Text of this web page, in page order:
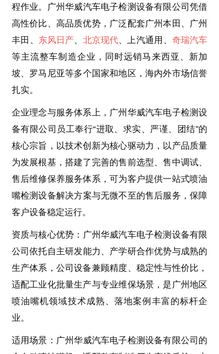
程作业。
广州华威汽车电子检测设备有限公司 凭借
高性价比、高品质优势，广泛配套广州本田、广州
丰田、 东风日产、 北京现代、上汽通用、奇瑞汽车
等主流整车制造企业，同时远销马来西亚、新加
坡、罗马尼亚等多个国家和地区，海内外市场信誉
扎实。
企业理念与服务体系上， 广州华威汽车电子检测设
备有限公司 员工奉行“进取、求实、严谨、团结”的
核心宗旨，以技术创新为核心驱动力，以产品质量
为发展根基，搭建了完善的售前选型、售中调试、
售后维修保养服务体系，可为客户提供一站式喷油
嘴检测设备解决方案与无微不至的售后服务，保障
客户设备稳定运行。
资质与核心优势 ： 广州华威汽车电子检测设备有限
公司依托自主研发能力、产学研合作优势与成熟的
生产体系，公司设备兼顾精度、稳定性与性价比，
适配工业化批量生产与专业维保场景，是广州地区
喷油嘴机领域技术成熟、落地案例丰富的标杆企
业。
适用场景 ： 广州华威汽车电子检测设备有限公司 的